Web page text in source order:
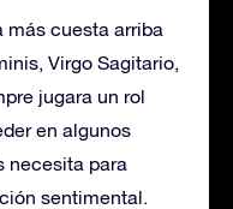
más cuesta arriba
Virgo Sagitario,
jugara un rol
en algunos
necesita para
sentimental.